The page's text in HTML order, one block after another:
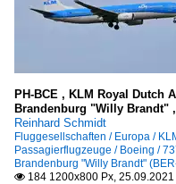
PH-BCE , KLM Royal Dutch
Brandenburg "Willy Brandt" ,
Reinhard Schmidt
Fluggesellschaften / Europa /
Passagierflugzeuge / Boeing /
Brandenburg "Willy Brandt"
 184 1200x800 Px, 25.09.2021